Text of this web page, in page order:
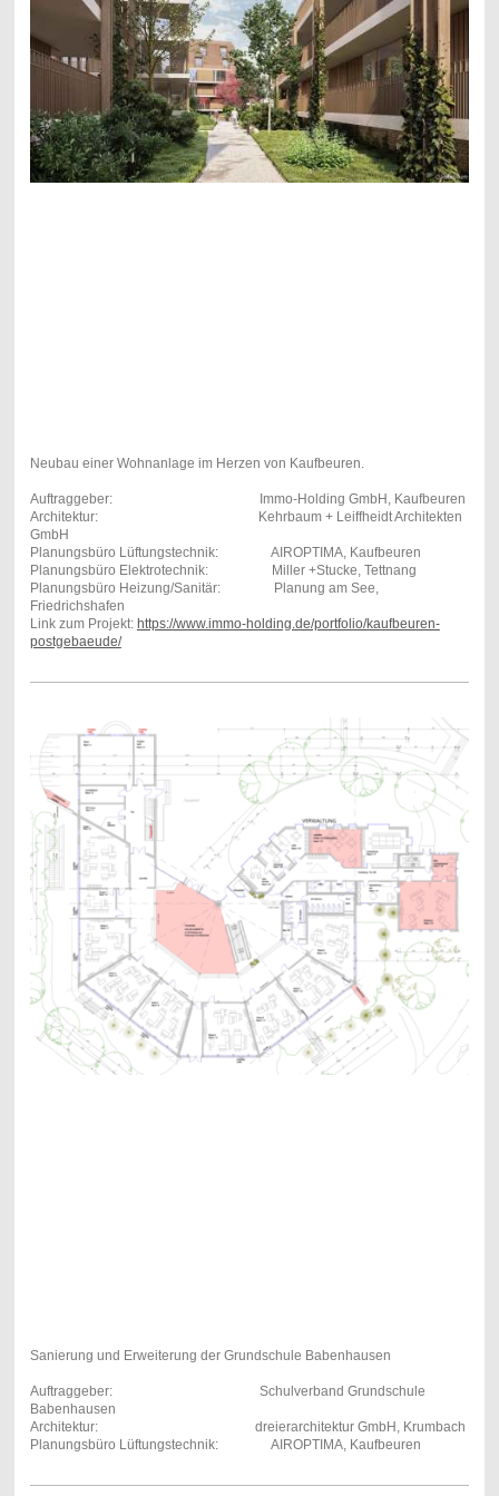
Neubau einer Wohnanlage im Herzen von Kaufbeuren.
Auftraggeber: Immo-Holding GmbH, Kaufbeuren
Architektur: Kehrbaum + Leiffheidt Architekten
GmbH
Planungsbüro Lüftungstechnik: AIROPTIMA, Kaufbeuren
Planungsbüro Elektrotechnik: Miller +Stucke, Tettnang
Planungsbüro Heizung/Sanitär: Planung am See,
Friedrichshafen
Link zum Projekt: https://www.immo-holding.de/portfolio/kaufbeuren-
postgebaeude/
Sanierung und Erweiterung der Grundschule Babenhausen
Auftraggeber: Schulverband Grundschule
Babenhausen
Architektur: dreierarchitektur GmbH, Krumbach
Planungsbüro Lüftungstechnik: AIROPTIMA, Kaufbeuren